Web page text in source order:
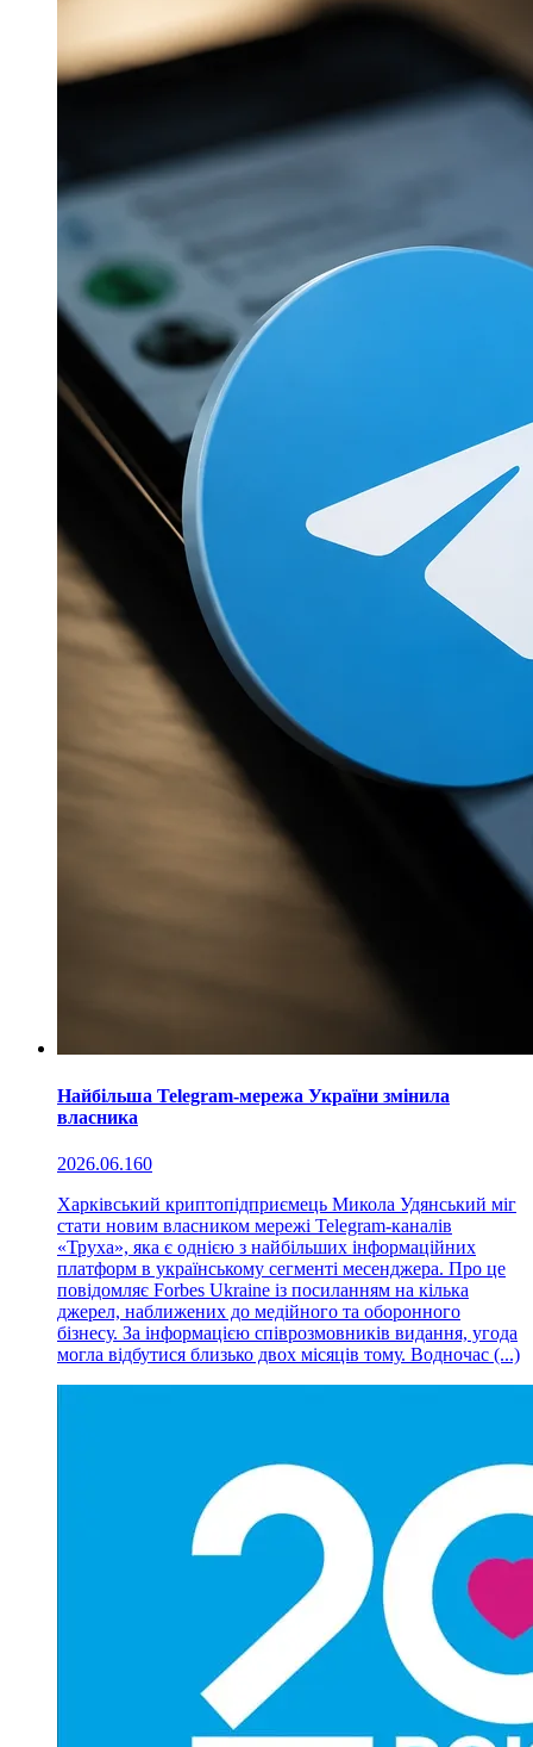
Найбільша Telegram-мережа України змінила
власника
2026.06.160
Харківський криптопідприємець Микола Удянський міг
стати новим власником мережі Telegram-каналів
«Труха», яка є однією з найбільших інформаційних
платформ в українському сегменті месенджера. Про це
повідомляє Forbes Ukraine із посиланням на кілька
джерел, наближених до медійного та оборонного
бізнесу. За інформацією співрозмовників видання, угода
могла відбутися близько двох місяців тому. Водночас (...)